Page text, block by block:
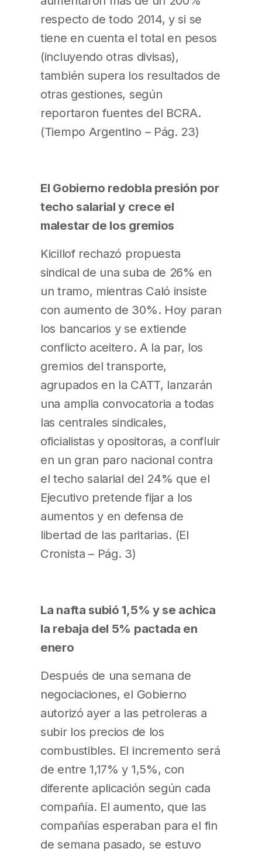
respecto de todo 2014, y si se
tiene en cuenta el total en pesos
(incluyendo otras divisas),
también supera los resultados de
otras gestiones, según
reportaron fuentes del BCRA.
(Tiempo Argentino – Pág. 23)
El Gobierno redobla presión por
techo salarial y crece el
malestar de los gremios
Kicillof rechazó propuesta
sindical de una suba de 26% en
un tramo, mientras Caló insiste
con aumento de 30%. Hoy paran
los bancarios y se extiende
conflicto aceitero. A la par, los
gremios del transporte,
agrupados en la CATT, lanzarán
una amplia convocatoria a todas
las centrales sindicales,
oficialistas y opositoras, a confluir
en un gran paro nacional contra
el techo salarial del 24% que el
Ejecutivo pretende fijar a los
aumentos y en defensa de
libertad de las paritarias. (El
Cronista – Pág. 3)
La nafta subió 1,5% y se achica
la rebaja del 5% pactada en
enero
Después de una semana de
negociaciones, el Gobierno
autorizó ayer a las petroleras a
subir los precios de los
combustibles. El incremento será
de entre 1,17% y 1,5%, con
diferente aplicación según cada
compañía. El aumento, que las
compañías esperaban para el fin
de semana pasado, se estuvo